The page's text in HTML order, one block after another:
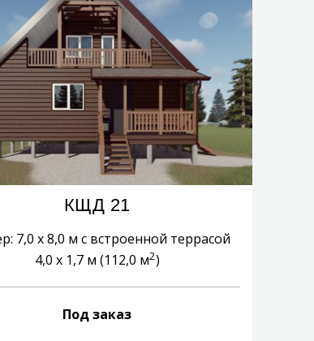
КЩД 21
7,0 х 8,0 м с встроенной террасой
4,0 х 1,7 м (112,0 м2)
Под заказ